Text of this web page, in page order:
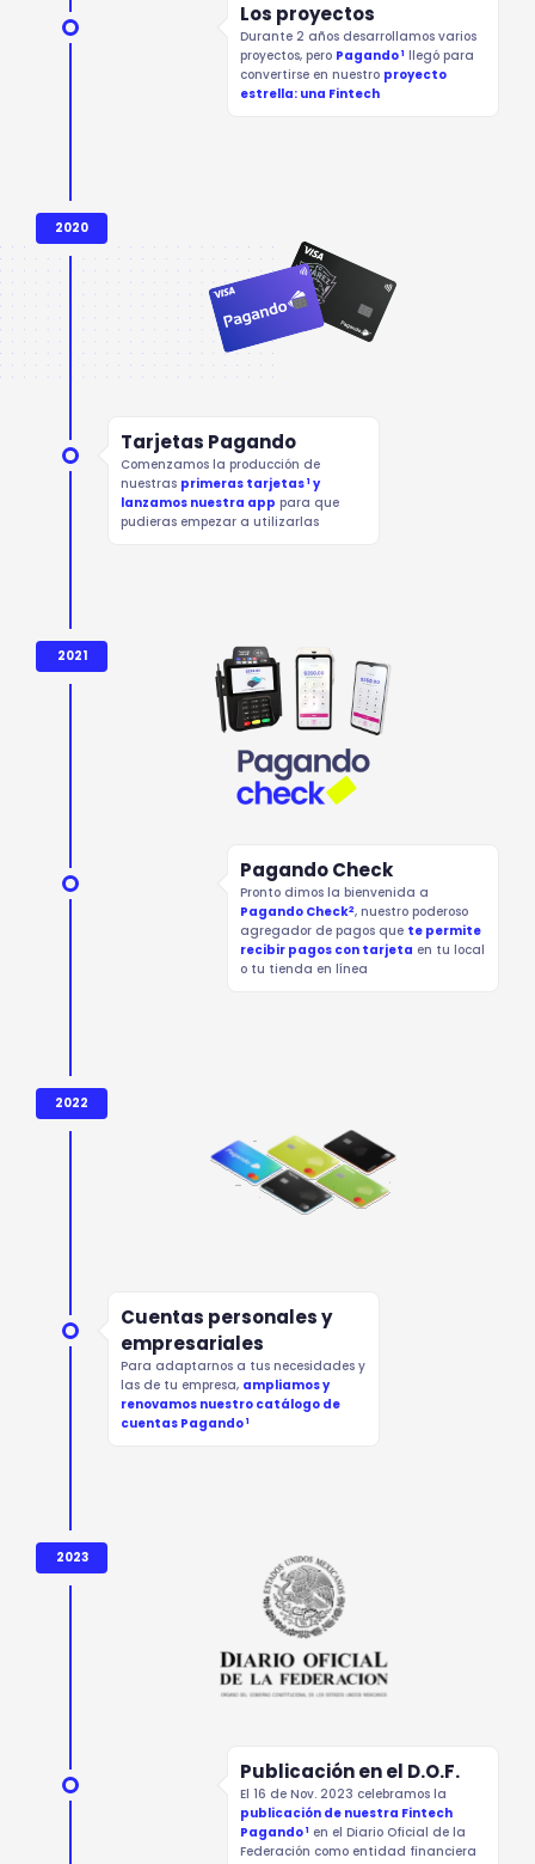
Los proyectos
Durante 2 años desarrollamos varios
proyectos, pero Pagando1 llegó para
convertirse en nuestro proyecto
estrella: una Fintech
2020
Tarjetas Pagando
Comenzamos la producción de
nuestras primeras tarjetas1 y
lanzamos nuestra app para que
pudieras empezar a utilizarlas
2021
Pagando Check
Pronto dimos la bienvenida a
Pagando Check2, nuestro poderoso
agregador de pagos que te permite
recibir pagos con tarjeta en tu local
o tu tienda en línea
2022
Cuentas personales y
empresariales
Para adaptarnos a tus necesidades y
las de tu empresa, ampliamos y
renovamos nuestro catálogo de
cuentas Pagando1
2023
Publicación en el D.O.F.
El 16 de Nov. 2023 celebramos la
publicación de nuestra Fintech
Pagando1 en el Diario Oficial de la
Federación como entidad financiera